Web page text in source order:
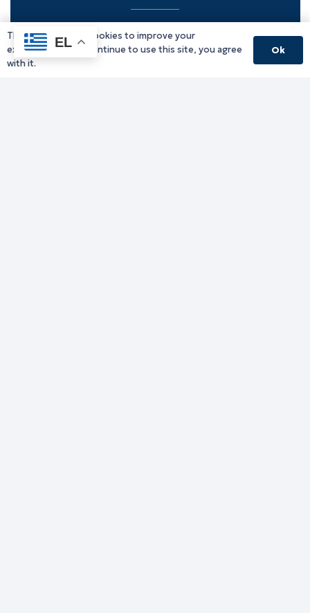
Υπηρεσίες Δράμας
Υπηρεσίες Καβάλας
EL
This website uses cookies to improve your
experience. If you continue to use this site, you agree
with it.
Ok